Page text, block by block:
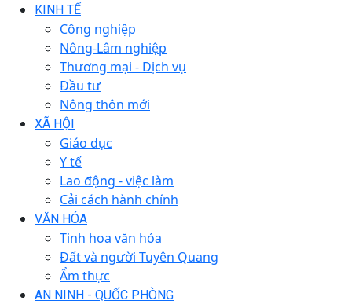
KINH TẾ
Công nghiệp
Nông-Lâm nghiệp
Thương mại - Dịch vụ
Đầu tư
Nông thôn mới
XÃ HỘI
Giáo dục
Y tế
Lao động - việc làm
Cải cách hành chính
VĂN HÓA
Tinh hoa văn hóa
Đất và người Tuyên Quang
Ẩm thực
AN NINH - QUỐC PHÒNG